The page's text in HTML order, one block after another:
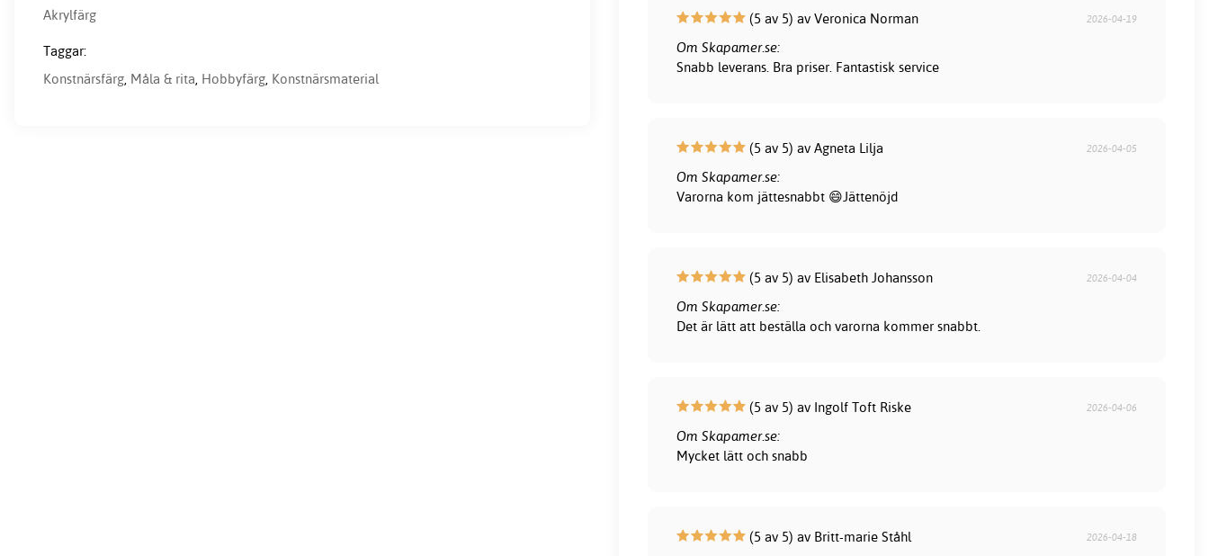
Akrylfärg
Taggar:
Konstnärsfärg Måla & rita Hobbyfärg Konstnärsmaterial
(5 av 5) av Veronica Norman 2026-04-19
Om Skapamer.se:
Snabb leverans. Bra priser. Fantastisk service
(5 av 5) av Agneta Lilja 2026-04-05
Om Skapamer.se:
Varorna kom jättesnabbt 😄Jättenöjd
(5 av 5) av Elisabeth Johansson 2026-04-04
Om Skapamer.se:
Det är lätt att beställa och varorna kommer snabbt.
(5 av 5) av Ingolf Toft Riske 2026-04-06
Om Skapamer.se:
Mycket lätt och snabb
(5 av 5) av Britt-marie Ståhl 2026-04-18